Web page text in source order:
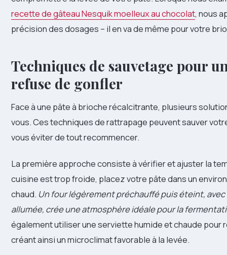
recette de gâteau Nesquik moelleux au chocolat, nous
précision des dosages – il en va de même pour votre
Techniques de sauvetage pour
refuse de gonfler
Face à une pâte à brioche récalcitrante, plusieurs
vous. Ces techniques de rattrapage peuvent sauver
vous éviter de tout recommencer.
La première approche consiste à vérifier et ajuster la
cuisine est trop froide, placez votre pâte dans un
chaud. Un four légèrement préchauffé puis éteint, avec
allumée, crée une atmosphère idéale pour la
également utiliser une serviette humide et chaude pour
créant ainsi un microclimat favorable à la levée.